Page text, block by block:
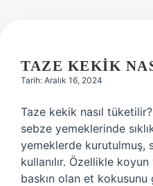
TAZE KEKIK
Tarih: Aralık 16, 2024
Taze kekik nasıl
sebze yemeklerinde
yemeklerde kurutulmuş,
kullanılır. Özellikle
baskın olan et